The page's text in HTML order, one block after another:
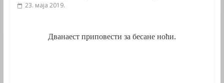
23. маја 2019.
Дванаест приповести за бесане ноћи.